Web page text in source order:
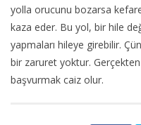
yolla orucunu bozarsa
kaza eder. Bu yol, bir hile
yapmaları hileye girebilir.
bir zaruret yoktur.
başvurmak caiz olur.